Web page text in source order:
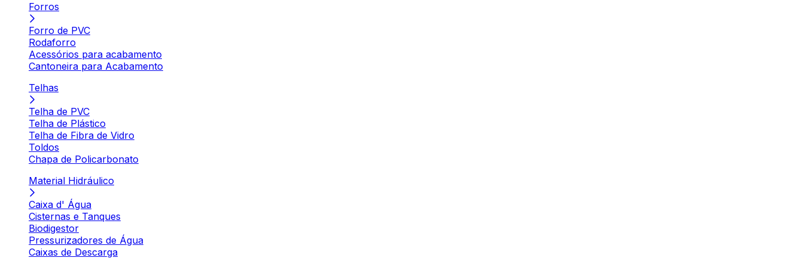
Forros
Forro de PVC
Rodaforro
Acessórios para acabamento
Cantoneira para Acabamento
Telhas
Telha de PVC
Telha de Plástico
Telha de Fibra de Vidro
Toldos
Chapa de Policarbonato
Material Hidráulico
Caixa d' Água
Cisternas e Tanques
Biodigestor
Pressurizadores de Água
Caixas de Descarga